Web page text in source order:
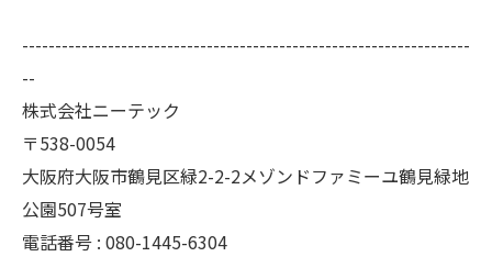
--------------------------------------------------------------------
--
株式会社ニーテック
〒538-0054
大阪府大阪市鶴見区緑2-2-2メゾンドファミーユ鶴見緑地
公園507号室
電話番号 : 080-1445-6304